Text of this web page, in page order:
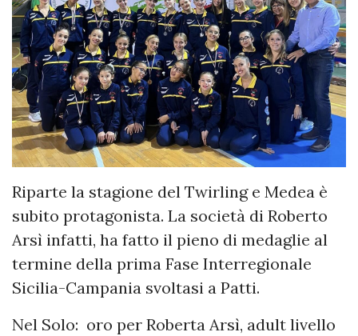
Riparte la stagione del Twirling e Medea è
subito protagonista. La società di Roberto
Arsì infatti, ha fatto il pieno di medaglie al
termine della prima Fase Interregionale
Sicilia-Campania svoltasi a Patti.
Nel Solo: oro per Roberta Arsì, adult livello